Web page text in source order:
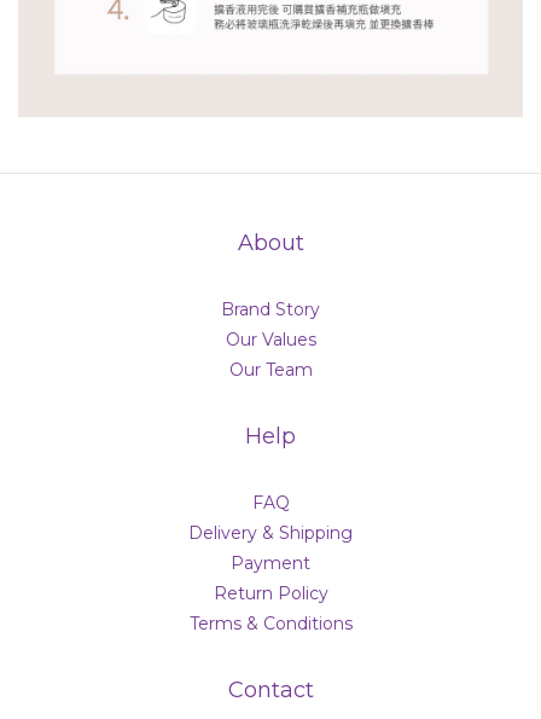
About
Brand Story
Our Values
Our Team
Help
FAQ
Delivery & Shipping
Payment
Return Policy
Terms & Conditions
Contact